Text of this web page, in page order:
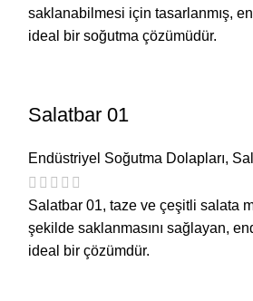
saklanabilmesi için tasarlanmış,
ideal bir soğutma çözümüdür.
Salatbar 01
Endüstriyel Soğutma Dolapları,
Salatbar 01, taze ve çeşitli salata
şekilde saklanmasını sağlayan,
ideal bir çözümdür.